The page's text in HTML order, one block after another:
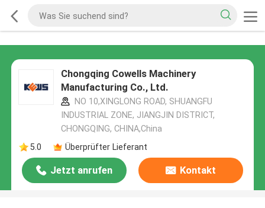
Chongqing Cowells Machinery
Manufacturing Co., Ltd.
NO 10,XINGLONG ROAD, SHUANGFU
INDUSTRIAL ZONE, JIANGJIN DISTRICT,
CHONGQING, CHINA,China
5.0
Überprüfter Lieferant
Jetzt anrufen Kontakt